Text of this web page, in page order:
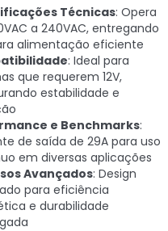
Técnicas: Opera
a 240VAC, entregando
alimentação eficiente
: Ideal para
que requerem 12V,
estabilidade e
e Benchmarks:
de saída de 29A para uso
em diversas aplicações
Avançados: Design
para eficiência
e durabilidade